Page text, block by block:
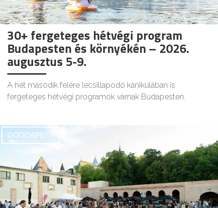
30+ fergeteges hétvégi program
Budapesten és környékén – 2026.
augusztus 5-9.
A hét második felére lecsillapodó kánikulában is
fergeteges hétvégi programok várnak Budapesten.
GOODAPEST